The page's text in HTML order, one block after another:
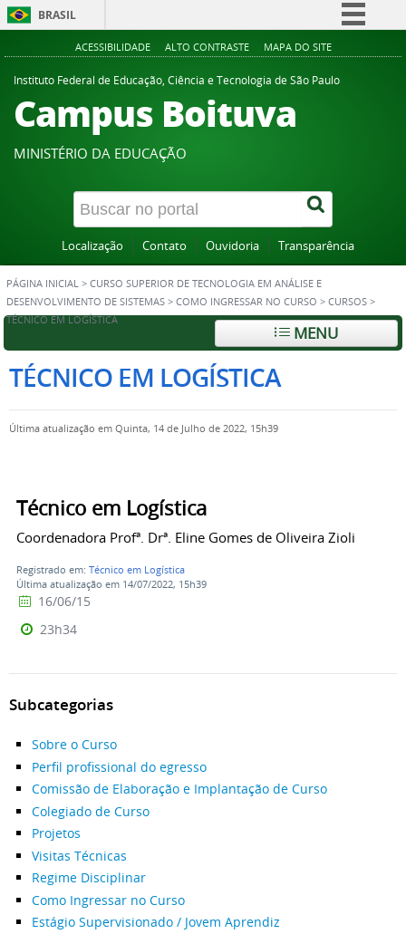
BRASIL
Simplifique!
Comunica BR
Acesso à informação
Canais
ACESSIBILIDADE ALTO CONTRASTE MAPA DO SITE
Instituto Federal de Educação, Ciência e Tecnologia de São Paulo
Campus Boituva
MINISTÉRIO DA EDUCAÇÃO
Localização Contato Ouvidoria Transparência
PÁGINA INICIAL > CURSO SUPERIOR DE TECNOLOGIA EM ANÁLISE E
DESENVOLVIMENTO DE SISTEMAS > COMO INGRESSAR NO CURSO > CURSOS >
TÉCNICO EM LOGÍSTICA
MENU
TÉCNICO EM LOGÍSTICA
Última atualização em Quinta, 14 de Julho de 2022, 15h39
Técnico em Logística
Coordenadora Profª. Drª. Eline Gomes de Oliveira Zioli
Registrado em: Técnico em Logística
Última atualização em 14/07/2022, 15h39
16/06/15
23h34
Subcategorias
Sobre o Curso
Perfil profissional do egresso
Comissão de Elaboração e Implantação de Curso
Colegiado de Curso
Projetos
Visitas Técnicas
Regime Disciplinar
Como Ingressar no Curso
Estágio Supervisionado / Jovem Aprendiz